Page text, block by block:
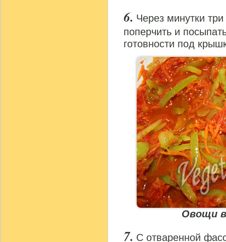
Через минутки
поперчить и
готовности под
Овощи
С отваренной